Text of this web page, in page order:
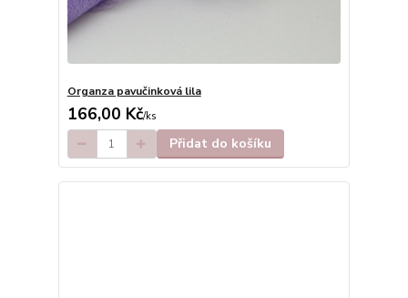
Organza pavučinková lila
166,00 Kč/ks
Přidat do košíku